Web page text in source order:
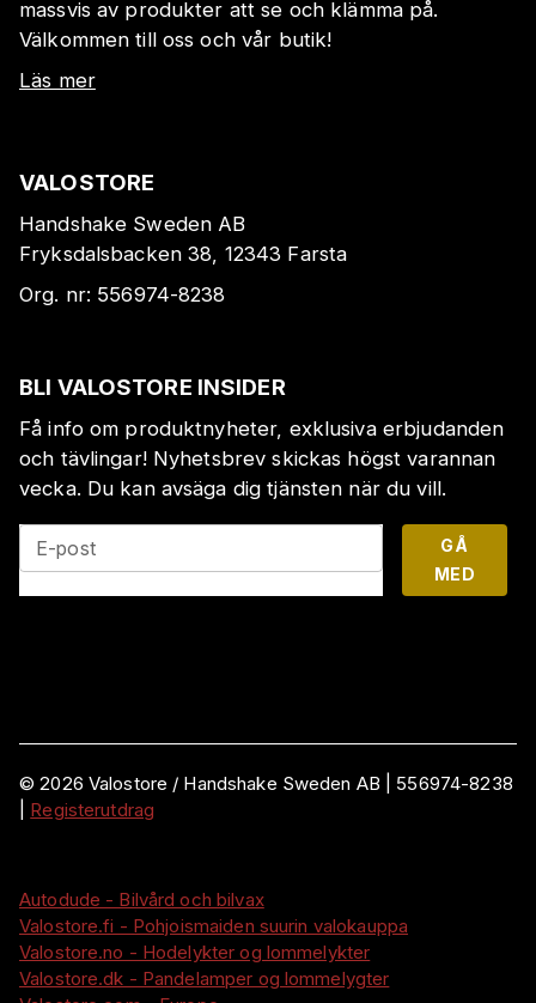
massvis av produkter att se och klämma på.
Välkommen till oss och vår butik!
Läs mer
VALOSTORE
Handshake Sweden AB
Fryksdalsbacken 38, 12343 Farsta
Org. nr: 556974-8238
BLI VALOSTORE INSIDER
Få info om produktnyheter, exklusiva erbjudanden
och tävlingar! Nyhetsbrev skickas högst varannan
vecka. Du kan avsäga dig tjänsten när du vill.
E-post
GÅ
MED
©2026 Valostore / Handshake Sweden AB
556974-8238
Registerutdrag
Autodude - Bilvård och bilvax
Valostore.fi - Pohjoismaiden suurin valokauppa
Valostore.no - Hodelykter og lommelykter
Valostore.dk - Pandelamper og lommelygter